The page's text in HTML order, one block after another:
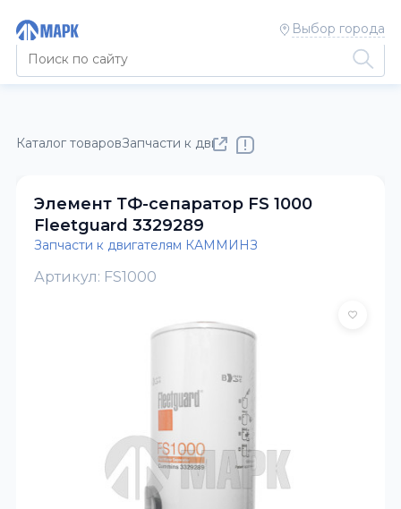
Выбор города
Каталог товаровЗапчасти к двигателям КАММИНЗ
Элемент ТФ-сепаратор FS 1000
Fleetguard 3329289
Запчасти к двигателям КАММИНЗ
Артикул: FS1000